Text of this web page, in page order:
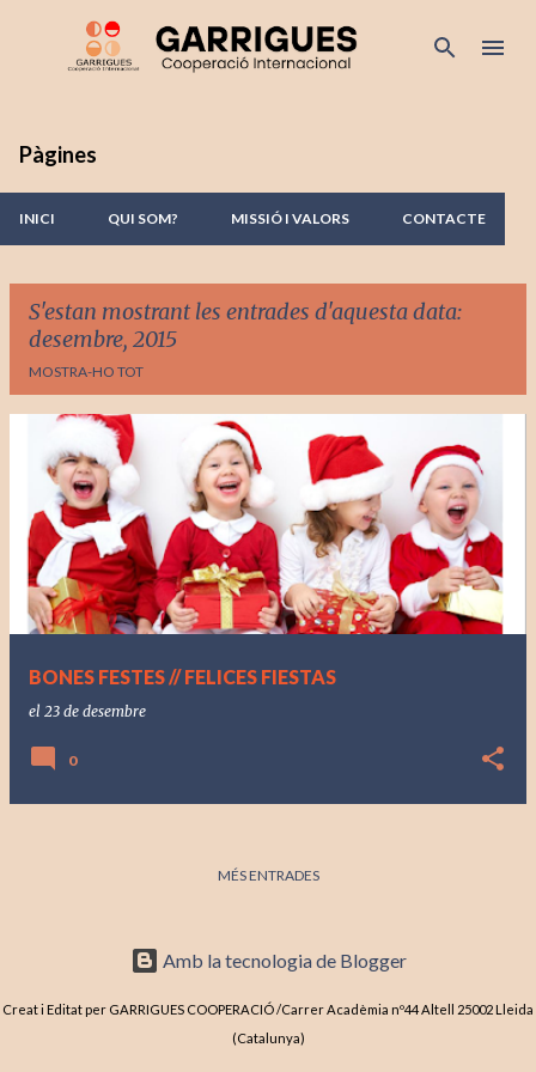
Salta al contingut principal
Pàgines
INICI QUI SOM? MISSIÓ I VALORS CONTACTE
S'estan mostrant les entrades d'aquesta data:
desembre, 2015
MOSTRA-HO TOT
d
BONES FESTES // FELICES FIESTAS
el 23 de desembre
0
MÉS ENTRADES
Amb la tecnologia de Blogger
Creat i Editat per GARRIGUES COOPERACIÓ /Carrer Acadèmia nº44 Altell 25002 Lleida
(Catalunya)